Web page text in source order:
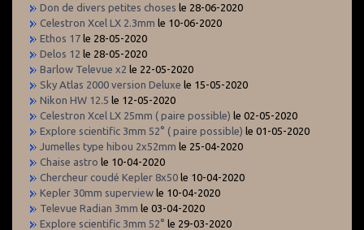
Don de divers petites choses le 28-06-2020
Celestron Xcel LX 2.3mm le 10-06-2020
Ethos 17 le 28-05-2020
Delos 12 le 28-05-2020
Barlow Televue x2 le 22-05-2020
Sky Atlas 2000 version Deluxe le 15-05-2020
Nikon HW 12.5 le 12-05-2020
Celestron Xcel LX 25mm ( paire possible) le 02-05-2020
Explore scientific 3mm 52° ( paire possible) le 01-05-2020
Jumelles type hibou 2x52mm le 25-04-2020
Chaise astro le 10-04-2020
Chercheur coudé Kepler 8x50 le 10-04-2020
Kepler 30mm superview le 10-04-2020
Televue Radian 3mm le 03-04-2020
Explore scientific 3mm 52° le 29-03-2020